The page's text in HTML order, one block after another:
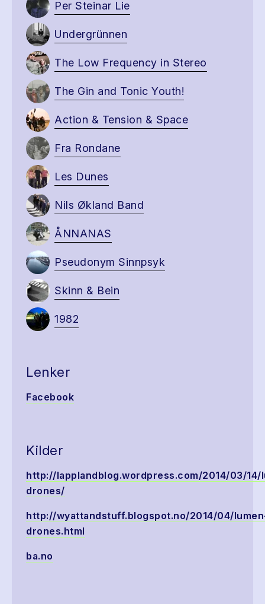
Per Steinar Lie
Undergrünnen
The Low Frequency in Stereo
The Gin and Tonic Youth!
Action & Tension & Space
Fra Rondane
Les Dunes
Nils Økland Band
ÅNNANAS
Pseudonym Sinnpsyk
Skinn & Bein
1982
Lenker
Facebook
Kilder
http://lapplandblog.wordpress.com/2014/03/14/
drones/
http://wyattandstuff.blogspot.no/2014/04/
drones.html
ba.no